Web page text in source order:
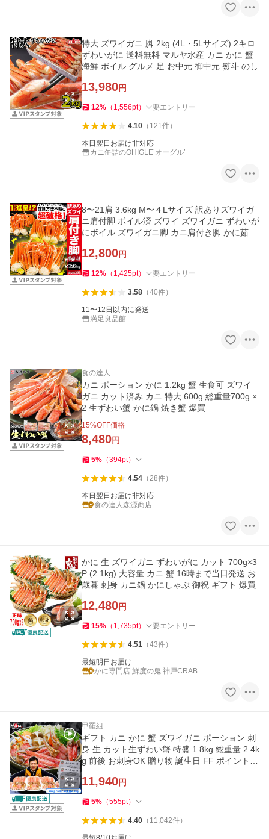
特大 ズワイガニ 脚 2kg (4L・5Lサイズ) 2キロ
ずわいがに 送料無料 マルヤ水産 カニ かに 蟹
海鮮 ボイル グルメ 足 お中元 御中元 熨斗 のし
13,980円
12% （ 1,556pt） 要エントリー
4.10（ 121件）
本日翌日お届け非対応
カニ缶詰のOH!GLE’オーグル’
8〜21肩 3.6kg M〜４Lサイズ 訳ありズワイガ
ニ肩付脚 ボイル済 ズワイ ズワイガニ ずわいが
にボイル ズワイガニ脚 カニ肩付き脚 かに茹で
12,800円
12% （ 1,425pt） 要エントリー
3.58（40件）
11〜12日以内に発送
満足良品館
食の達人
カニ ポーション かに 1.2kg 蟹 生食可 ズワイ
ガニ カット済み カニ 特大 600g 総重量700g ×
2 生ずわい蟹 かに鍋 焼き蟹 爆買
15%OFF価格
8,480円
5% （394pt）
4.54（28件）
本日翌日お届け非対応
食の達人森源商店
かに 生 ズワイガニ ずわいがに カット 700g×3
P (2.1kg) 大容量 カニ 蟹 16時まで当日発送 お
歳暮 刺身 カニ鍋 かにしゃぶ 御祝 ギフト 爆買
12,480円
15% （ 1,735pt） 要エントリー
4.51（43件）
最短明日お届け
かに専門店 鮮度の鬼 神戸CRAB
甲羅組
ギフト カニ かに 蟹 ズワイガニ ポーション 刺
身 生 カット生ずわい蟹 特盛 1.8kg 総重量 2.4k
g 前後 お刺身OK 贈り物 誕生日 FF ポイント利
11,940円
5% （555pt）
4.40（ 11,042件）